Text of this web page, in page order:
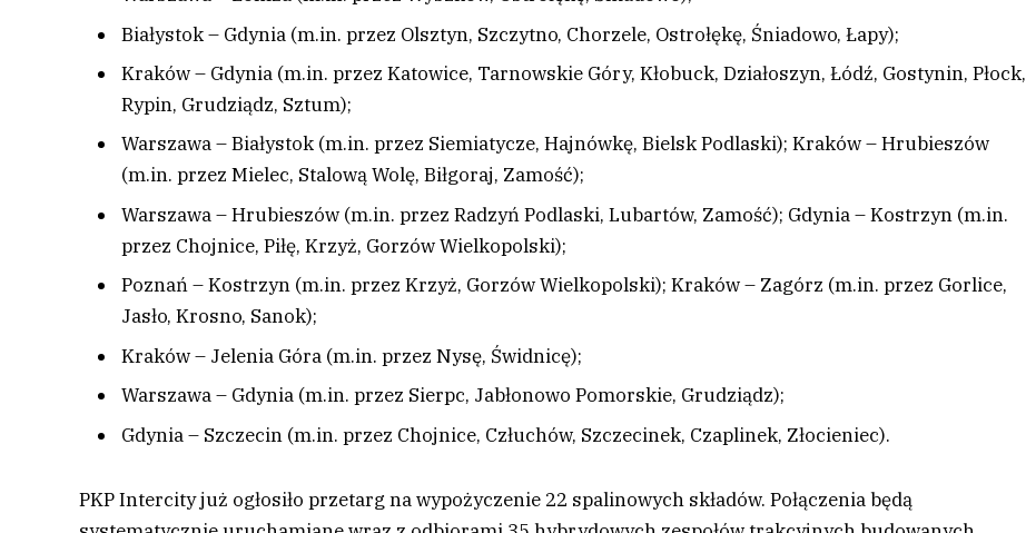
Białystok – Gdynia (m.in. przez Olsztyn, Szczytno, Chorzele, Ostrołękę, Śniadowo, Łapy);
Kraków – Gdynia (m.in. przez Katowice, Tarnowskie Góry, Kłobuck, Działoszyn, Łódź, Gostynin, Płock,
Rypin, Grudziądz, Sztum);
Warszawa – Białystok (m.in. przez Siemiatycze, Hajnówkę, Bielsk Podlaski); Kraków – Hrubieszów
(m.in. przez Mielec, Stalową Wolę, Biłgoraj, Zamość);
Warszawa – Hrubieszów (m.in. przez Radzyń Podlaski, Lubartów, Zamość); Gdynia – Kostrzyn (m.in.
przez Chojnice, Piłę, Krzyż, Gorzów Wielkopolski);
Poznań – Kostrzyn (m.in. przez Krzyż, Gorzów Wielkopolski); Kraków – Zagórz (m.in. przez Gorlice,
Jasło, Krosno, Sanok);
Kraków – Jelenia Góra (m.in. przez Nysę, Świdnicę);
Warszawa – Gdynia (m.in. przez Sierpc, Jabłonowo Pomorskie, Grudziądz);
Gdynia – Szczecin (m.in. przez Chojnice, Człuchów, Szczecinek, Czaplinek, Złocieniec).
PKP Intercity już ogłosiło przetarg na wypożyczenie 22 spalinowych składów. Połączenia będą